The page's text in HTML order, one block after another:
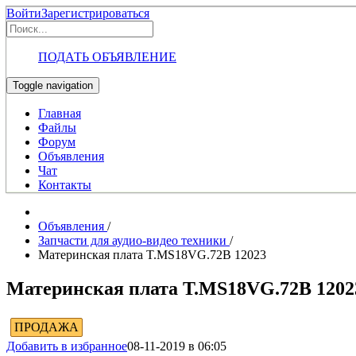
ВойтиЗарегистрироваться
ПОДАТЬ ОБЪЯВЛЕНИЕ
Toggle navigation
Главная
Файлы
Форум
Объявления
Чат
Контакты
Объявления /
Запчасти для аудио-видео техники /
Материнская плата T.MS18VG.72B 12023
Материнская плата T.MS18VG.72B
ПРОДАЖА
Добавить в избранное08-11-2019 в 06:05